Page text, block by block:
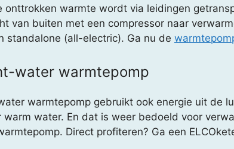
onttrokken warmte wordt via leidingen
van buiten met een compressor naar
standalone (all-electric). Ga nu de
water warmtepomp
warmtepomp gebruikt ook energie uit de
warm water. En dat is weer bedoeld voor
Direct profiteren? Ga een